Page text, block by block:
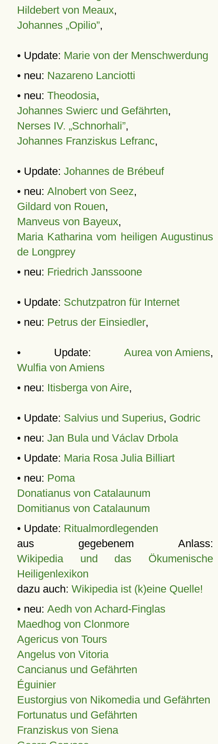
Hildebert von Meaux,
Johannes „Opilio”,
• Update: Marie von der Menschwerdung
• neu: Nazareno Lanciotti
• neu: Theodosia,
Johannes Swierc und Gefährten,
Nerses IV. „Schnorhali”,
Johannes Franziskus Lefranc,
• Update: Johannes de Brébeuf
• neu: Alnobert von Seez,
Gildard von Rouen,
Manveus von Bayeux,
Maria Katharina vom heiligen Augustinus
de Longprey
• neu: Friedrich Janssoone
• Update: Schutzpatron für Internet
• neu: Petrus der Einsiedler,
• Update: Aurea von Amiens,
Wulfia von Amiens
• neu: Itisberga von Aire,
• Update: Salvius und Superius, Godric
• neu: Jan Bula und Václav Drbola
• Update: Maria Rosa Julia Billiart
• neu: Poma
Donatianus von Catalaunum
Domitianus von Catalaunum
• Update: Ritualmordlegenden
aus gegebenem Anlass:
Wikipedia und das Ökumenische
Heiligenlexikon
dazu auch: Wikipedia ist (k)eine Quelle!
• neu: Aedh von Achard-Finglas
Maedhog von Clonmore
Agericus von Tours
Angelus von Vitoria
Cancianus und Gefährten
Éguinier
Eustorgius von Nikomedia und Gefährten
Fortunatus und Gefährten
Franziskus von Siena